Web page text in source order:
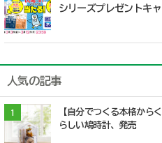
シリーズプレゼントキ
人気の記事
1
【自分でつくる本格から
らしい鳩時計、発売